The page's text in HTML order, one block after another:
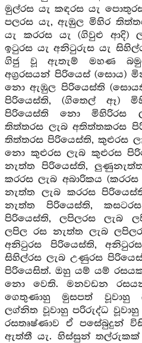
මුල්රස යැ කඳරස යැ
පලරස යැ, ඇඹුල මිහිර
යැ කරරස යැ (ගිවුළු ආදි)
ඉටුරස යැ අනිටුරුස යැ
ගිජු වූ ඇතැම් මහණ
අග්‍රරසයන් පිරියෙස් (සොය)
නො ඇඹුල පිරියෙස්ති
පිරියෙස්ති, (ගිතෙල් ඈ)
පිරියෙස්ති නො මිහිරිරස
තිත්තරස ලැබ අතිත්තකරස
තිත්තරස පිරියෙස්ති, කුළුරස
නො කුළුරස ලැබ කුළුරස
නැත්ත පිරියෙස්ති,
කරරස ලැබ අබාරිකය
නැත්ත ලැබ කරරස
නැත්ත පිරියෙස්ති,
පිරියෙස්ති, ලපිලරස ලැබ
ලපිල රස නැත්ත ලැබ
අනිටුරස පිරියෙස්ති,
සිහිල්රස ලැබ උණුරස
පිරියෙසිත්. ඔහු යම් යම්
නො වෙති. මනවඩන
ගෙතුණාහු මුසපත් වූවාහු
ලග්නිත වූවාහු පරිරුද්ධ
රසතෘෂ්ණාව ඒ පසේබුදුන්
ඇත්තී යැ. හිස්සුන් තල්රුකක්